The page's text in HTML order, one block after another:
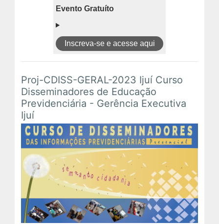
Evento Gratuíto
Inscreva-se e acesse aqui
Proj-CDISS-GERAL-2023 Ijuí Curso
Disseminadores de Educação
Previdenciária - Gerência Executiva
Ijuí